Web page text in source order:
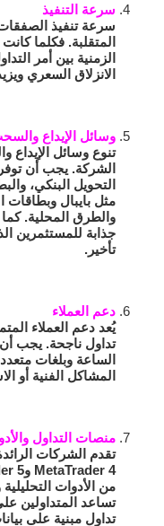
سرعة التنفيذ
سرعة تنفيذ
المتقلبة. فكلما
الزمنية بين أمر
الانزلاق السعري
وسائل الإيداع
تنوع وسائل
الشركة. يجب أن
التحويل البنكي،
مثل بايبال وبطاقات
والطرق المحلية.
جذابة للمستثمرين
تأخير.
دعم العملاء
يُعد دعم العملاء
تداول ناجحة. يجب
الساعة وبلغات
المشاكل الفنية أو
منصات التداول
تقدم الشركات
من الأدوات
تساعد المتداولين
تداول مبنية على